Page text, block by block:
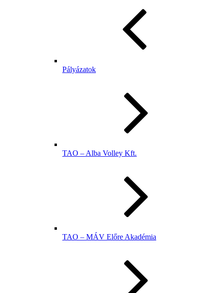
Pályázatok
TAO – Alba Volley Kft.
TAO – MÁV Előre Akadémia